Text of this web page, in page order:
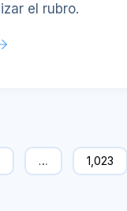
el rubro.
… 1,023